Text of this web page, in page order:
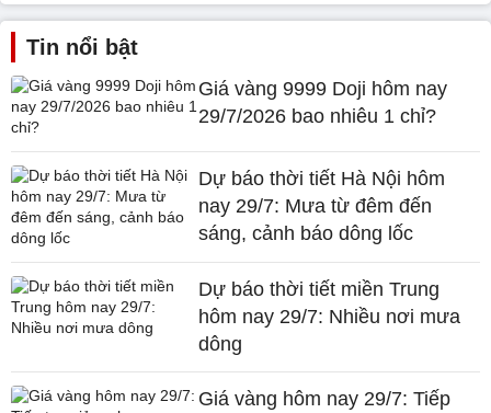
Tin nổi bật
Giá vàng 9999 Doji hôm nay
29/7/2026 bao nhiêu 1 chỉ?
Dự báo thời tiết Hà Nội hôm
nay 29/7: Mưa từ đêm đến
sáng, cảnh báo dông lốc
Dự báo thời tiết miền Trung
hôm nay 29/7: Nhiều nơi mưa
dông
Giá vàng hôm nay 29/7: Tiếp